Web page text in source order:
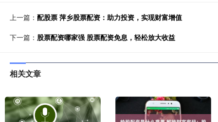
上一篇： 配股票 萍乡股票配资：助力投资，实现财富增值
下一篇： 股票配资哪家强 股票配资免息，轻松放大收益
相关文章